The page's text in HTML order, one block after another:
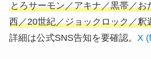
とろサーモン／アキナ／黒帯／お
西／20世紀／ジョックロック／
詳細は公式SNS告知を要確認。 X